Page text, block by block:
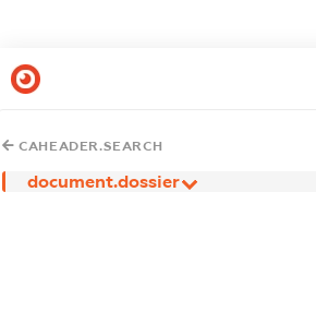
CAHEADER.SEARCH
document.dossier